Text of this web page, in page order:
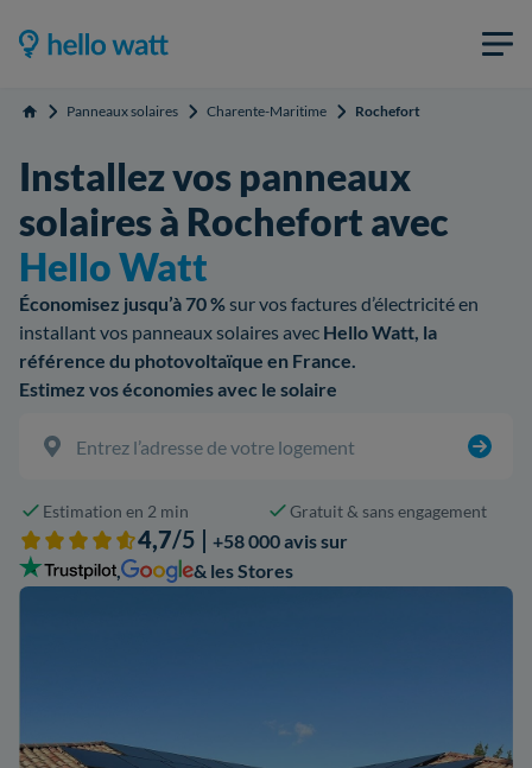
Accueil Panneaux solaires Charente-Maritime Rochefort
Installez vos panneaux
solaires à Rochefort avec
Hello Watt
Économisez jusqu’à 70 %sur vos factures d’électricité en
installant vos panneaux solaires avec Hello Watt, la
référence du photovoltaïque en France.
Estimez vos économies avec le solaire
Estimation en 2 min Gratuit & sans engagement
4,7/5 | +58 000 avis sur
,
& les Stores